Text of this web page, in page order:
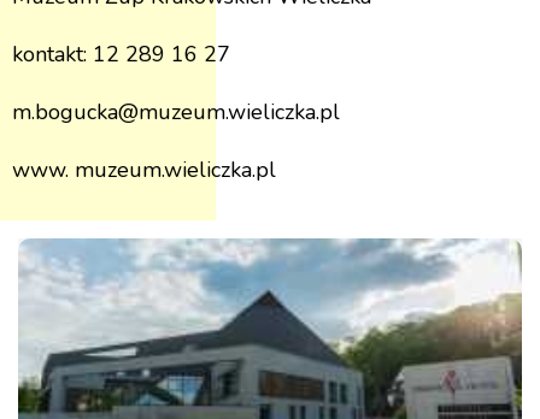
kontakt: 12 289 16 27
m.bogucka@muzeum.wieliczka.pl
www. muzeum.wieliczka.pl